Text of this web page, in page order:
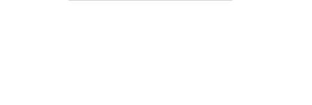
Estos resúmenes son más